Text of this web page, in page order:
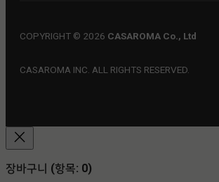
COPYRIGHT © 2026 CASAROMA Co., Ltd
CASAROMA INC. ALL RIGHTS RESERVED.
장바구니 (항목: 0)